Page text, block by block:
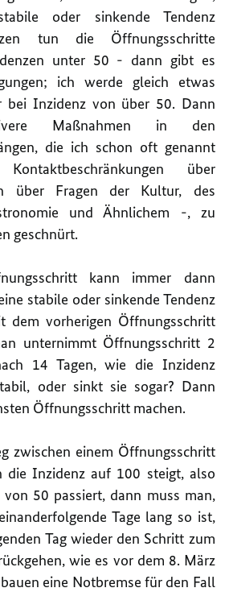
oder sinkende Tendenz
tun die Öffnungsschritte
unter 50 - dann gibt es
ich werde gleich etwas
bei Inzidenz von über 50. Dann
Maßnahmen in den
die ich schon oft genannt
über
über Fragen der Kultur, des
und Ähnlichem -, zu
geschnürt.
kann immer dann
stabile oder sinkende Tendenz
dem vorherigen Öffnungsschritt
unternimmt Öffnungsschritt 2
14 Tagen, wie die Inzidenz
oder sinkt sie sogar? Dann
Öffnungsschritt machen.
zwischen einem Öffnungsschritt
die Inzidenz auf 100 steigt, also
von 50 passiert, dann muss man,
Tage lang so ist,
Tag wieder den Schritt zum
wie es vor dem 8. März
eine Notbremse für den Fall